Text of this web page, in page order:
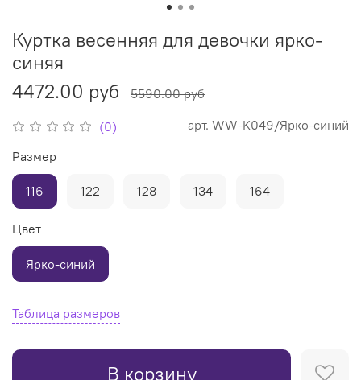
(0) арт. WW-K049/Ярко-синий
Куртка весенняя для девочки ярко-
синяя
4472.00 руб
5590.00 руб
Таблица размеров
В корзину
Размер
116 122 128 134 164
Цвет
Ярко-синий